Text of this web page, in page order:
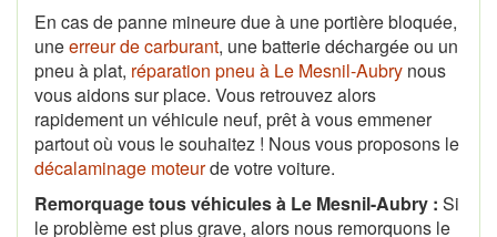
En cas de panne mineure due à une portière bloquée,
uneerreur de carburant, une batterie déchargée ou un
pneu à plat, réparation pneu à Le Mesnil-Aubry nous
vous aidons sur place. Vous retrouvez alors
rapidement un véhicule neuf, prêt à vous emmener
partout où vous le souhaitez ! Nous vous proposons le
décalaminage moteurde votre voiture.
Remorquage tous véhicules à Le Mesnil-Aubry : Si
le problème est plus grave, alors nous remorquons le